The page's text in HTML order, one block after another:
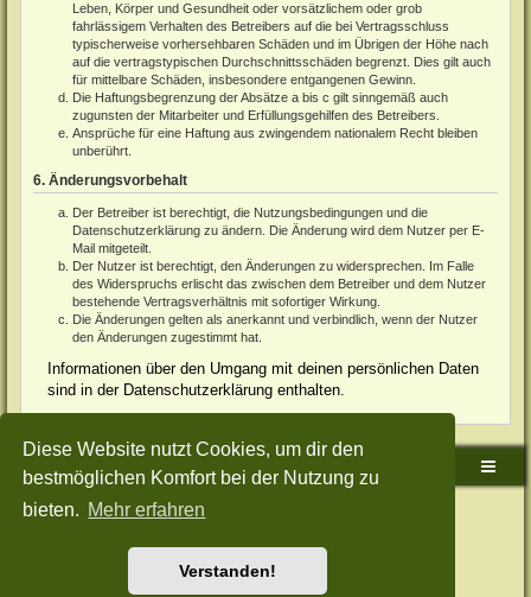
Diese Website nutzt Cookies, um dir den
bestmöglichen Komfort bei der Nutzung zu
bieten. Mehr erfahren
Verstanden!
Leben, Körper und Gesundheit oder vorsätzlichem oder grob
fahrlässigem Verhalten des Betreibers auf die bei Vertragsschluss
typischerweise vorhersehbaren Schäden und im Übrigen der Höhe nach
auf die vertragstypischen Durchschnittsschäden begrenzt. Dies gilt auch
für mittelbare Schäden, insbesondere entgangenen Gewinn.
Die Haftungsbegrenzung der Absätze a bis c gilt sinngemäß auch
zugunsten der Mitarbeiter und Erfüllungsgehilfen des Betreibers.
Ansprüche für eine Haftung aus zwingendem nationalem Recht bleiben
unberührt.
6. Änderungsvorbehalt
Der Betreiber ist berechtigt, die Nutzungsbedingungen und die
Datenschutzerklärung zu ändern. Die Änderung wird dem Nutzer per E-
Mail mitgeteilt.
Der Nutzer ist berechtigt, den Änderungen zu widersprechen. Im Falle
des Widerspruchs erlischt das zwischen dem Betreiber und dem Nutzer
bestehende Vertragsverhältnis mit sofortiger Wirkung.
Die Änderungen gelten als anerkannt und verbindlich, wenn der Nutzer
den Änderungen zugestimmt hat.
Informationen über den Umgang mit deinen persönlichen Daten
sind in der Datenschutzerklärung enthalten.
Sudden-Strike-Maps.de Hauptseite Foren-Übersicht
Powered byphpBB® Forum Software © phpBB Limited
Style: Green-Style-Split by Joyce&LunaphpBB-Style-Design
Nutzungsbedingungen